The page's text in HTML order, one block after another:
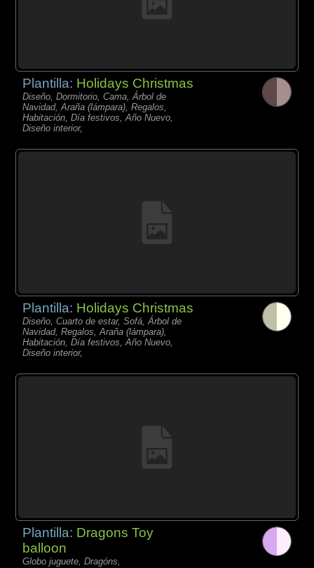
Plantilla: Holidays Christmas
Diseño, Dormitorio, Cama, Árbol de
Navidad, Araña (lámpara), Regalos,
Habitación, Día festivos, Año Nuevo,
Diseño interior,
Plantilla: Holidays Christmas
Diseño, Cuarto de estar, Sofá, Árbol de
Navidad, Regalos, Araña (lámpara),
Habitación, Día festivos, Año Nuevo,
Diseño interior,
Plantilla: Dragons Toy
balloon
Globo juguete, Dragóns,